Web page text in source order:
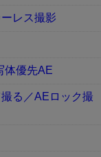
レス撮影
体優先AE
る／AEロック撮